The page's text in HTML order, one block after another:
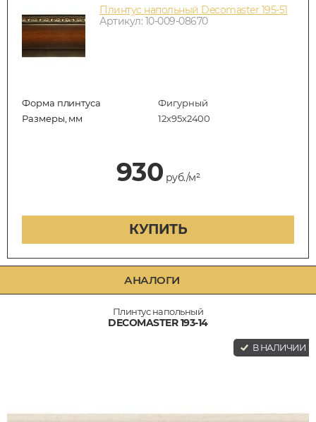
Плинтус напольный Decomaster 195-51
Артикул: 10-009-08670
Форма плинтуса
Фигурный
Размеры, мм
12х95х2400
930 руб./м²
КУПИТЬ
АНАЛОГИ
Плинтус напольный
DECOMASTER 193-14
В НАЛИЧИИ